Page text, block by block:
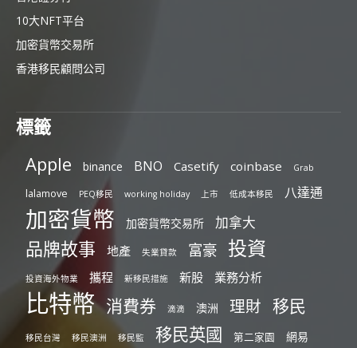
10大NFT平台
加密貨幣交易所
香港移民顧問公司
標籤
Apple binance BNO Casetify coinbase Grab
lalamove PEQ移民 working holiday 上市 低成本移民 八達通
加密貨幣 加密貨幣交易所 加拿大
品牌故事 地產 失業貸款 富豪 投資
投資海外物業 攜程 新移民措施 新股 業務分析
比特幣 消費券 滴滴 澳洲 理財 移民
移民台灣 移民澳洲 移民監 移民英國 第二家園 網易